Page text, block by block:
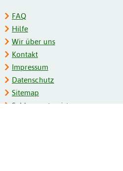
FAQ
Hilfe
Wir über uns
Kontakt
Impressum
Datenschutz
Sitemap
Schlagwortregister